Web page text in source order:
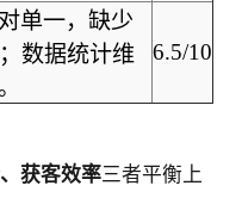
单一，缺少
数据统计维
6.5/10
获客效率三者平衡上